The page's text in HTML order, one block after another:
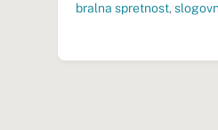
bralna spretnost,